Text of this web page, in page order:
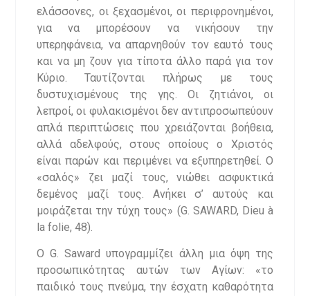
ελάσσονες, οι ξεχασμένοι, οι περιφρονημένοι,
για να μπορέσουν να νικήσουν την
υπερηφάνεια, να απαρνηθούν τον εαυτό τους
και να μη ζουν για τίποτα άλλο παρά για τον
Κύριο. Ταυτίζονται πλήρως με τους
δυστυχισμένους της γης. Οι ζητιάνοι, οι
λεπροί, οι φυλακισμένοι δεν αντιπροσωπεύουν
απλά περιπτώσεις που χρειάζονται βοήθεια,
αλλά αδελφούς, στους οποίους ο Χριστός
είναι παρών και περιμένει να εξυπηρετηθεί. Ο
«σαλός» ζει μαζί τους, νιώθει ασφυκτικά
δεμένος μαζί τους. Ανήκει σ’ αυτούς και
μοιράζεται την τύχη τους» (G. SAWARD, Dieu à
la folie, 48).
Ο G. Saward υπογραμμίζει άλλη μια όψη της
προσωπικότητας αυτών των Αγίων: «το
παιδικό τους πνεύμα, την έσχατη καθαρότητα